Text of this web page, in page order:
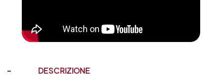
DESCRIZIONE